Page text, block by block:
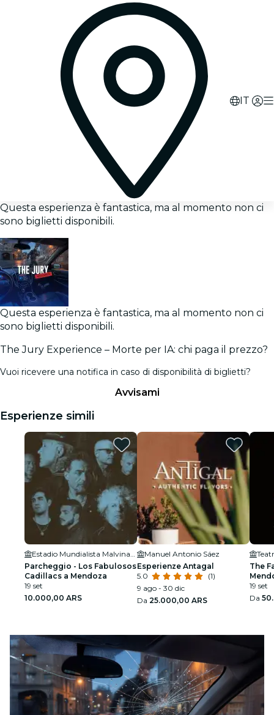
IT
Questa esperienza è fantastica, ma al momento non ci
sono biglietti disponibili.
Questa esperienza è fantastica, ma al momento non ci
sono biglietti disponibili.
The Jury Experience – Morte per IA: chi paga il prezzo?
Vuoi ricevere una notifica in caso di disponibilità di biglietti?
Avvisami
Esperienze simili
Estadio Mundialista Malvinas Argentinas
Parcheggio - Los Fabulosos
Cadillacs a Mendoza
19 set
10.000,00 ARS
Manuel Antonio Sáez
Esperienze Antagal
5.0
(1)
9 ago - 30 dic
Da 25.000,00 ARS
The
19 set
Da